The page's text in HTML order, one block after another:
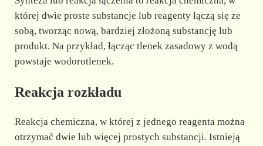
której dwie proste substancje lub reagenty łączą się ze
sobą, tworząc nową, bardziej złożoną substancję lub
produkt. Na przykład, łącząc tlenek zasadowy z wodą
powstaje wodorotlenek.
Reakcja rozkładu
Reakcja chemiczna, w której z jednego reagenta można
otrzymać dwie lub więcej prostych substancji. Istnieją